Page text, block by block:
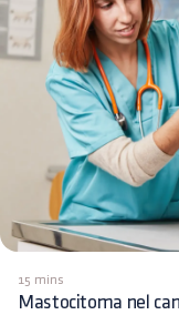
15 mins
Mastocitoma nel